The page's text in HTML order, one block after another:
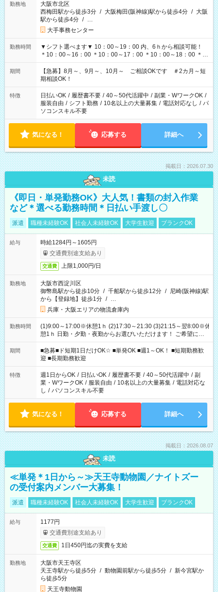
勤務地
大阪市北区
西梅田駅から徒歩3分 / 大阪梅田(阪神線)駅から徒歩4分 / 大阪
駅から徒歩4分 / …
大手事務センター
勤務時間
▼シフト選べます▼ 10：00～19：00 内、6ｈから相談可能！
＊10：00～16：00 ＊10：00～17：00 ＊10：00～18：00 ＊
11：00～19：00 ＊12：00～19：00 ＊13：00～19：00
期間
【急募】8月～、9月～、10月～ ご相談OKです ＃2カ月～短
期相談OK！
特徴 日払いOK / 履歴書不要 / 40～50代活躍中 / 副業・WワークOK /
服装自由 / シフト勤務 / 10名以上の大量募集 / 電話対応なし / パ
ソコンスキル不要
気になる！ 応募する 詳細へ
掲載日：2026.07.30
未読
《即日・単発勤務OK》大人気！書類の封入作業
など＊選べる勤務時間＊日払い手渡し〇
派遣 職種未経験OK 社会人未経験OK 大学生歓迎 ブランクOK
給与
時給1284円～1605円
交通費別途支給あり
交通費 上限1,000円/日
勤務地
大阪市西淀川区
御幣島駅から徒歩10分 / 千船駅から徒歩12分 / 尼崎(阪神線)駅
から【登録地】徒歩1分 / …
兵庫・大阪エリアの物流倉庫内
勤務時間
(1)9:00～17:00※休憩1ｈ (2)17:30～21:30 (3)21:15～翌8:00※休
憩1ｈ 日勤・夕勤・夜勤からお選びいただけます！ ご希望に合
わせて働けるお仕事です(*^^*) 【その他選べる勤務時間】 8-17
時/9-17時/9-18時/10-18時/11-21時/18-22時/20-翌4時/21-翌5
時/22-翌6時/0-翌8時 ご自身のご都合で選んで頂ける完全自由シ
フト！
期間
■急募■ド短期1日だけOK☆ ■単発OK ■週1～OK！ ■短期勤務歓
迎 ■長期勤務歓迎
特徴 週1日からOK / 日払いOK / 履歴書不要 / 40～50代活躍中 / 副
業・WワークOK / 服装自由 / 10名以上の大量募集 / 電話対応な
し / パソコンスキル不要
気になる！ 応募する 詳細へ
掲載日：2026.08.07
未読
≪単発＊1日から～≫天王寺動物園／ナイトズー
の受付案内メンバー大募集！
派遣 職種未経験OK 社会人未経験OK 大学生歓迎 ブランクOK
給与
1177円
交通費別途支給あり
交通費 1日450円迄の実費を支給
勤務地
大阪市天王寺区
天王寺駅から徒歩5分 / 動物園前駅から徒歩5分 / 新今宮駅か
ら徒歩5分
天王寺動物園